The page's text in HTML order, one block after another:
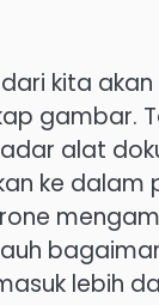
kita
gambar.
alat
ke dalam
lebih